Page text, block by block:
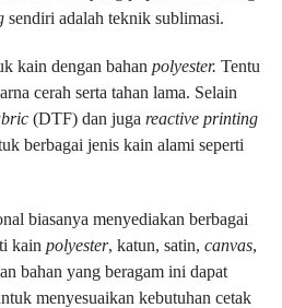
sendiri adalah teknik sublimasi.
kain dengan bahan polyester. Tentu
cerah serta tahan lama. Selain
(DTF) dan juga reactive printing
berbagai jenis kain alami seperti
biasanya menyediakan berbagai
kain polyester, katun, satin, canvas,
bahan yang beragam ini dapat
menyesuaikan kebutuhan cetak